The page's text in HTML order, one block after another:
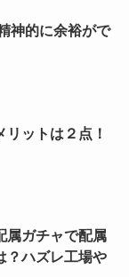
神的に余裕がで
ットは２点！
属ガチャで配属
？ハズレ工場や